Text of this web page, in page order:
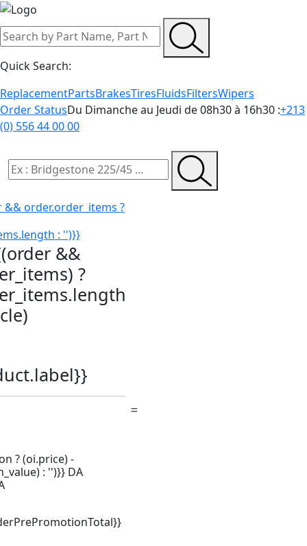
Quick Search:
ReplacementPartsBrakesTiresFluidsFiltersWipers
Order StatusDu Dimanche au Jeudi de 08h30 à 16h30 :+213
(0) 556 44 00 00
order.order_items ?
: '')}}
&&
?
? (oi.price) -
: '')}} DA